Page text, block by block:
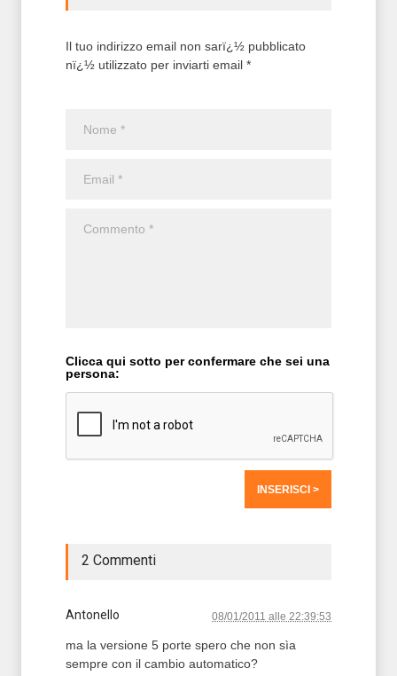
Il tuo indirizzo email non sarï¿½ pubblicato
nï¿½ utilizzato per inviarti email *
Clicca qui sotto per confermare che sei una
persona:
2 Commenti
Antonello 08/01/2011 alle 22:39:53
ma la versione 5 porte spero che non sìa
sempre con il cambio automatico?